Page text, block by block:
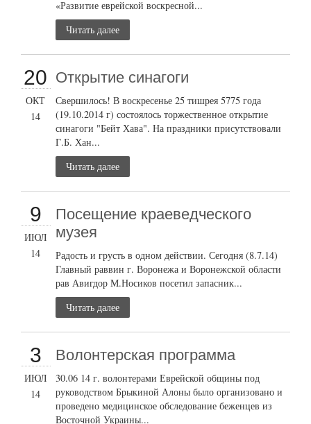
«Развитие еврейской воскресной...
Читать далее
20
ОКТ
14
Открытие синагоги
Свершилось! В воскресенье 25 тишрея 5775 года
(19.10.2014 г) состоялось торжественное открытие
синагоги "Бейт Хава". На праздники присутствовали
Г.Б. Хан...
Читать далее
9
ИЮЛ
14
Посещение краеведческого
музея
Радость и грусть в одном действии. Сегодня (8.7.14)
Главный раввин г. Воронежа и Воронежской области
рав Авигдор М.Носиков посетил запасник...
Читать далее
3
ИЮЛ
14
Волонтерская программа
30.06 14 г. волонтерами Еврейской общины под
руководством Брыкиной Алоны было организовано и
проведено медицинское обследование беженцев из
Восточной Украины...